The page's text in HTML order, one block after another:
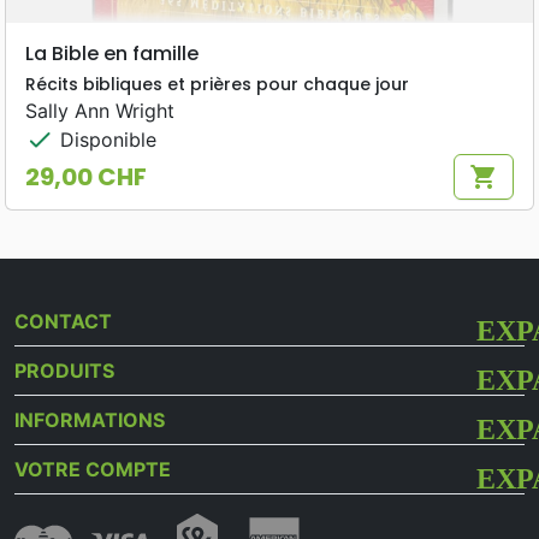
La Bible en famille
Récits bibliques et prières pour chaque jour
Sally Ann Wright
check Disponible
Prix
29,00 CHF shopping_cart
CONTACT
PRODUITS
INFORMATIONS
VOTRE COMPTE